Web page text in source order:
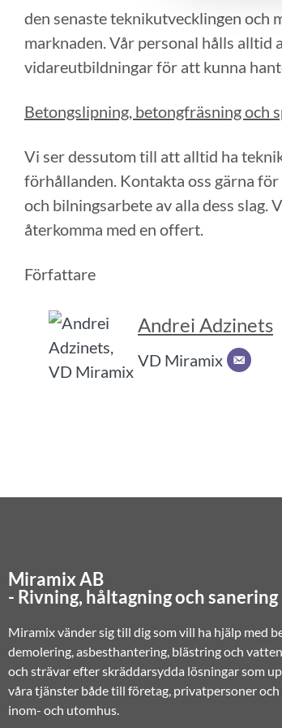
den senaste teknikutvecklingen och
marknaden. Vår personal hålls alltid
vidareutbildningar för att kunna
Betongslipning, betongfräsning och
Vi ser dessutom till att alltid ha
förhållanden. Kontakta oss gärna
och bilningsarbete av alla dess
återkomma med en offert.
Författare
Andrei Adzinets
VD Miramix
Miramix AB
- Rivning, håltagning och
Miramix vänder sig till dig som vill ha hjälp med
demolering, asbesthantering, blästring och
och strävar efter skräddarsydda lösningar som
våra tjänster både till företag, privatpersoner
inom- och utomhus.